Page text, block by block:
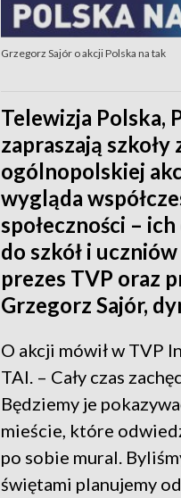
Grzegorz Sajór o akcji Polska na tak
Telewizja Polska,
zapraszają szkoły
ogólnopolskiej
wygląda
społeczności –
do szkół i
prezes TVP oraz
Grzegorz Sajór,
O akcji mówił w TVP
TAI. – Cały czas
Będziemy je
mieście, które
po sobie mural.
świętami planujemy